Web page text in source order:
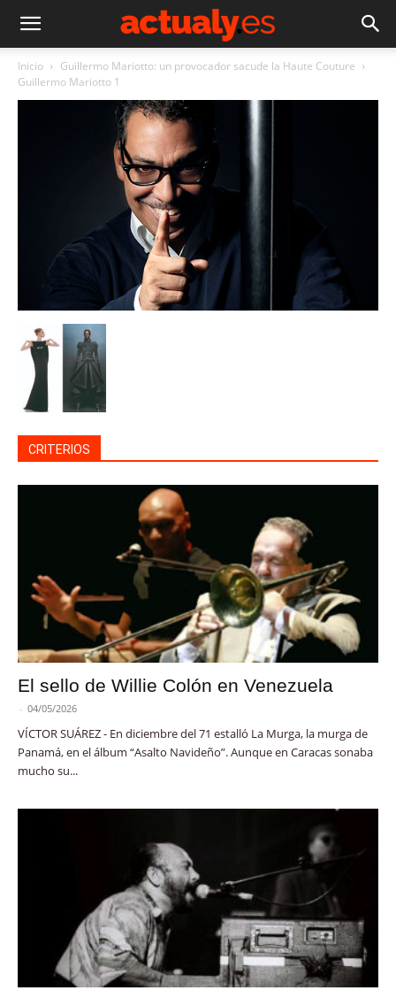
Inicio
Guillermo Mariotto: un provocador sacude la Haute Couture
Guillermo Mariotto 1
CRITERIOS
El sello de Willie Colón en Venezuela
- 04/05/2026
VÍCTOR SUÁREZ - En diciembre del 71 estalló La Murga, la murga de
Panamá, en el álbum “Asalto Navideño”. Aunque en Caracas sonaba
mucho su...